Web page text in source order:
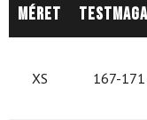
Méret
XS 167-171